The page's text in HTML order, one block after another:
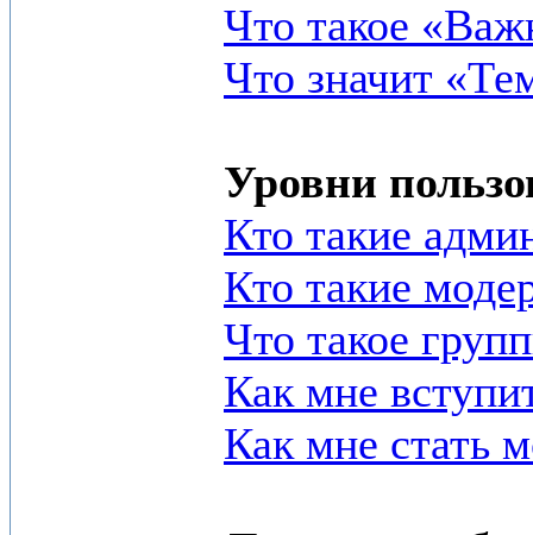
Что такое
Что значит
Уровни
Кто такие
Кто такие
Что такое
Как мне
Как мне стать